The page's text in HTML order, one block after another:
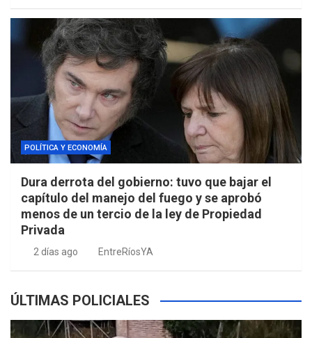
POLÍTICA Y ECONOMÍA
Dura derrota del gobierno: tuvo que bajar el
capítulo del manejo del fuego y se aprobó
menos de un tercio de la ley de Propiedad
Privada
2 días ago EntreRíosYA
ÚLTIMAS POLICIALES